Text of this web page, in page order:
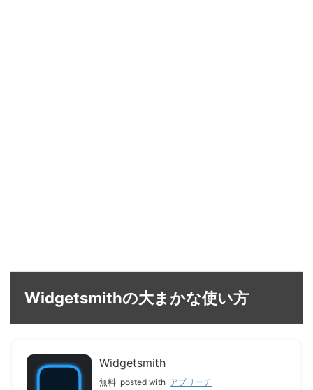
Widgetsmithの大まかな使い方
Widgetsmith
無料 posted with アプリーチ